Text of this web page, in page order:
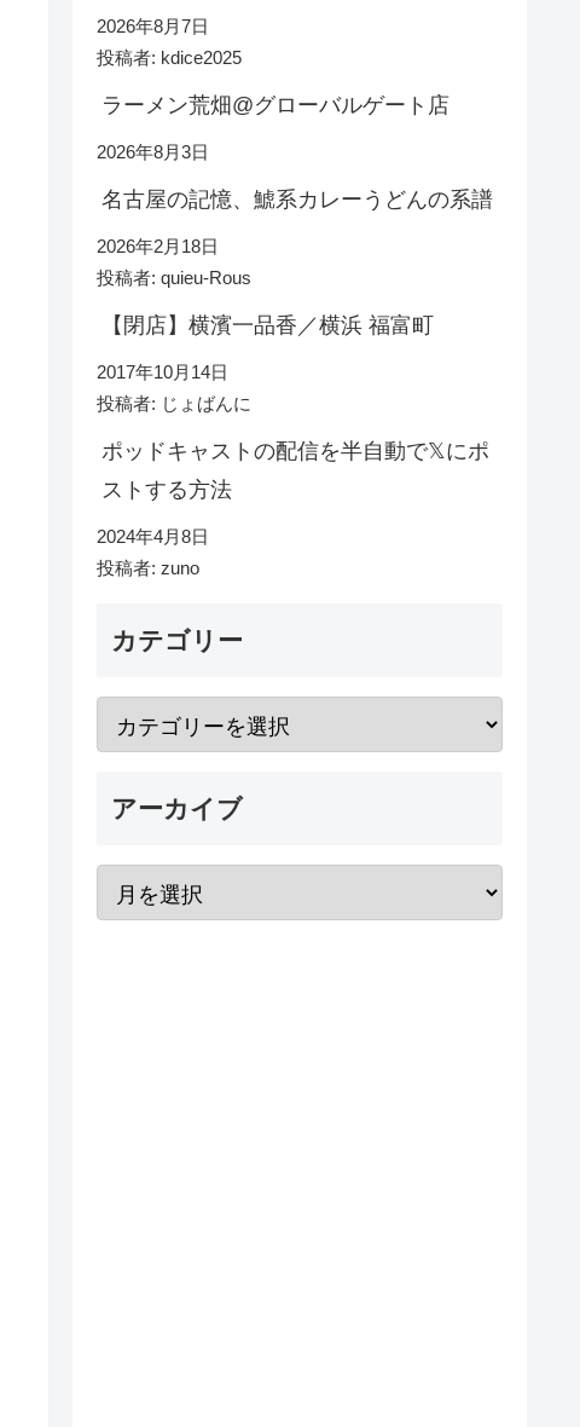
2026年8月7日
投稿者: kdice2025
ラーメン荒畑@グローバルゲート店
2026年8月3日
名古屋の記憶、鯱系カレーうどんの系譜
2026年2月18日
投稿者: quieu-Rous
【閉店】横濱一品香／横浜 福富町
2017年10月14日
投稿者: じょばんに
ポッドキャストの配信を半自動で𝕏にポ
ストする方法
2024年4月8日
投稿者: zuno
カテゴリー
アーカイブ